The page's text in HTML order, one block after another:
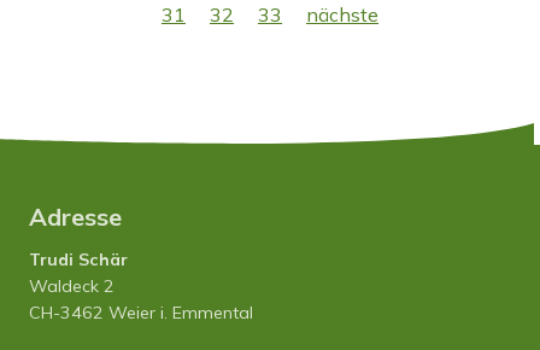
31
32 33 nächste
Adresse
Trudi Schär
Waldeck 2
CH-3462 Weier i. Emmental